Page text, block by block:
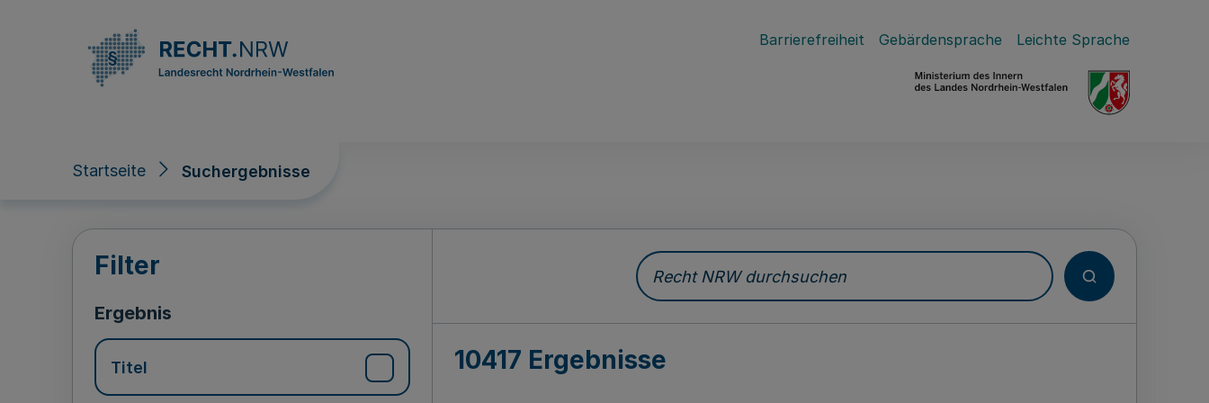
Barrierefreiheit Gebärdensprache Leichte Sprache
Startseite Suchergebnisse
Suchergebnisse
Filter
Ergebnis
Titel
Recht NRW durchsuchen
10417 Ergebnisse